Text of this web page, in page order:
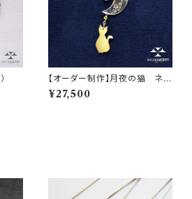
【オーダー制作】月夜の猫 ネッ
クレス
¥27,500